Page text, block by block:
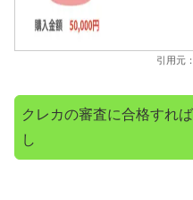
引用元：
クレカの審査に合格すれ
し